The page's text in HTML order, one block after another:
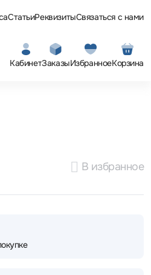
СтатьиРеквизитыСвязаться с нами
КабинетЗаказыИзбранноеКорзина
В избранное